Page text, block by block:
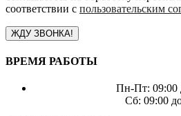
соответствии с пользовательским
ВРЕМЯ РАБОТЫ
Пн-Пт: 09:00
Сб: 09:00